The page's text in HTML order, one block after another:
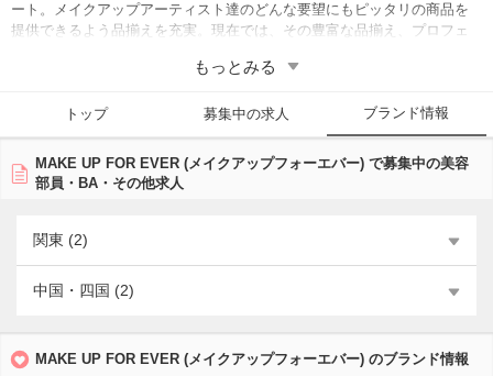
ート。メイクアップアーティスト達のどんな要望にもピッタリの商品を
提供できるよう品揃えを充実。現在では、その豊富な品揃え、プロフェ
もっとみる
トップ 募集中の求人 ブランド情報
MAKE UP FOR EVER (メイクアップフォーエバー) で募集中の美容
部員・BA・その他求人
関東 (2)
中国・四国 (2)
MAKE UP FOR EVER (メイクアップフォーエバー) のブランド情報